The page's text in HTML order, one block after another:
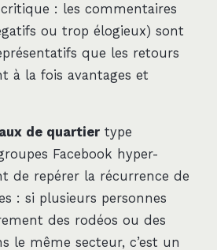
: les commentaires
ou trop élogieux) sont
que les retours
à la fois avantages et
de quartier type
Facebook hyper-
de repérer la récurrence de
: si plusieurs personnes
des rodéos ou des
le même secteur, c’est un